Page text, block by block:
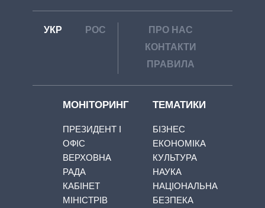
УКР РОС
ПРО НАС
КОНТАКТИ
ПРАВИЛА
МОНІТОРИНГ
ПРЕЗИДЕНТ І
ОФІС
ВЕРХОВНА
РАДА
КАБІНЕТ
МІНІСТРІВ
ТЕМАТИКИ
БІЗНЕС
ЕКОНОМІКА
КУЛЬТУРА
НАУКА
НАЦІОНАЛЬНА
БЕЗПЕКА